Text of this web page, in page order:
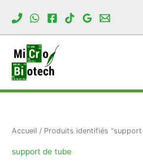
Accueil / Produits identifiés “support
support de tube